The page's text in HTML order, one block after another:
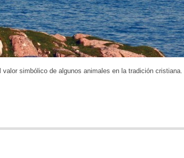
valor simbólico de algunos animales en la tradición cristiana.